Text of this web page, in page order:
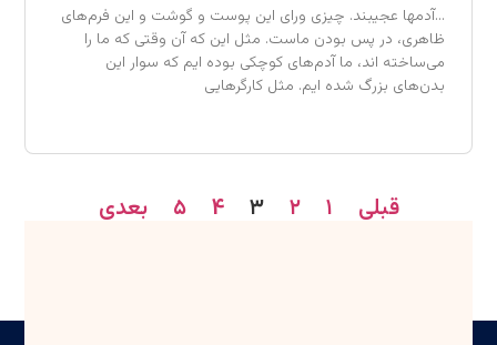
…آدمها عجیبند. چیزی ورای این پوست و گوشت و این فرم‌های
ظاهری، در پس بودن ماست. مثل این که آن وقتی که ما را
می‌ساخته اند، ما آدم‌های کوچکی بوده ایم که سوار این
بدن‌های بزرگ شده ایم. مثل کارگرهایی
قبلی ۱ ۲ ۳ ۴ ۵ بعدی